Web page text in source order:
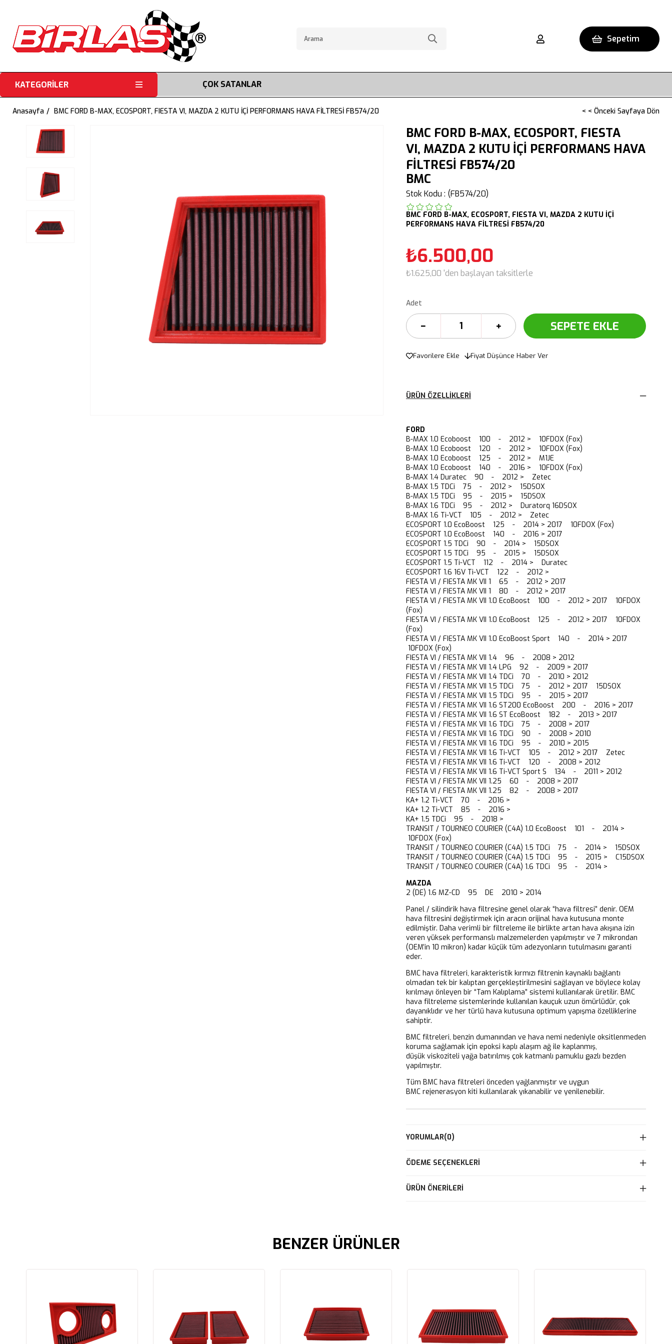
Sepetim
KATEGORİLER ÇOK SATANLAR
Anasayfa BMC FORD B-MAX, ECOSPORT, FIESTA VI, MAZDA 2 KUTU İÇİ PERFORMANS HAVA FİLTRESİ FB574/20 < < Önceki Sayfaya Dön
BMC FORD B-MAX, ECOSPORT, FIESTA
VI, MAZDA 2 KUTU İÇİ PERFORMANS HAVA
FİLTRESİ FB574/20
BMC
Stok Kodu (FB574/20)
BMC FORD B-MAX, ECOSPORT, FIESTA VI, MAZDA 2 KUTU İÇİ
PERFORMANS HAVA FİLTRESİ FB574/20
₺6.500,00
₺1.625,00 'den başlayan taksitlerle
Adet
Favorilere Ekle Fiyat Düşünce Haber Ver
ÜRÜN ÖZELLIKLERI
FORD
B-MAX 1.0 Ecoboost 100 - 2012 > 10FDOX (Fox)
B-MAX 1.0 Ecoboost 120 - 2012 > 10FDOX (Fox)
B-MAX 1.0 Ecoboost 125 - 2012 > M1JE
B-MAX 1.0 Ecoboost 140 - 2016 > 10FDOX (Fox)
B-MAX 1.4 Duratec 90 - 2012 > Zetec
B-MAX 1.5 TDCi 75 - 2012 > 15DSOX
B-MAX 1.5 TDCi 95 - 2015 > 15DSOX
B-MAX 1.6 TDCi 95 - 2012 > Duratorq 16DSOX
B-MAX 1.6 Ti-VCT 105 - 2012 > Zetec
ECOSPORT 1.0 EcoBoost 125 - 2014 > 2017 10FDOX (Fox)
ECOSPORT 1.0 EcoBoost 140 - 2016 > 2017
ECOSPORT 1.5 TDCi 90 - 2014 > 15DSOX
ECOSPORT 1.5 TDCi 95 - 2015 > 15DSOX
ECOSPORT 1.5 Ti-VCT 112 - 2014 > Duratec
ECOSPORT 1.6 16V Ti-VCT 122 - 2012 >
FIESTA VI / FIESTA MK VII 1 65 - 2012 > 2017
FIESTA VI / FIESTA MK VII 1 80 - 2012 > 2017
FIESTA VI / FIESTA MK VII 1.0 EcoBoost 100 - 2012 > 2017 10FDOX
(Fox)
FIESTA VI / FIESTA MK VII 1.0 EcoBoost 125 - 2012 > 2017 10FDOX
(Fox)
FIESTA VI / FIESTA MK VII 1.0 EcoBoost Sport 140 - 2014 > 2017
10FDOX (Fox)
FIESTA VI / FIESTA MK VII 1.4 96 - 2008 > 2012
FIESTA VI / FIESTA MK VII 1.4 LPG 92 - 2009 > 2017
FIESTA VI / FIESTA MK VII 1.4 TDCi 70 - 2010 > 2012
FIESTA VI / FIESTA MK VII 1.5 TDCi 75 - 2012 > 2017 15DSOX
FIESTA VI / FIESTA MK VII 1.5 TDCi 95 - 2015 > 2017
FIESTA VI / FIESTA MK VII 1.6 ST200 EcoBoost 200 - 2016 > 2017
FIESTA VI / FIESTA MK VII 1.6 ST EcoBoost 182 - 2013 > 2017
FIESTA VI / FIESTA MK VII 1.6 TDCi 75 - 2008 > 2017
FIESTA VI / FIESTA MK VII 1.6 TDCi 90 - 2008 > 2010
FIESTA VI / FIESTA MK VII 1.6 TDCi 95 - 2010 > 2015
FIESTA VI / FIESTA MK VII 1.6 Ti-VCT 105 - 2012 > 2017 Zetec
FIESTA VI / FIESTA MK VII 1.6 Ti-VCT 120 - 2008 > 2012
FIESTA VI / FIESTA MK VII 1.6 Ti-VCT Sport S 134 - 2011 > 2012
FIESTA VI / FIESTA MK VII 1.25 60 - 2008 > 2017
FIESTA VI / FIESTA MK VII 1.25 82 - 2008 > 2017
KA+ 1.2 Ti-VCT 70 - 2016 >
KA+ 1.2 Ti-VCT 85 - 2016 >
KA+ 1.5 TDCi 95 - 2018 >
TRANSIT / TOURNEO COURIER (C4A) 1.0 EcoBoost 101 - 2014 >
10FDOX (Fox)
TRANSIT / TOURNEO COURIER (C4A) 1.5 TDCi 75 - 2014 > 15DSOX
TRANSIT / TOURNEO COURIER (C4A) 1.5 TDCi 95 - 2015 > C15DSOX
TRANSIT / TOURNEO COURIER (C4A) 1.6 TDCi 95 - 2014 >
MAZDA
2 (DE) 1.6 MZ-CD 95 DE 2010 > 2014
Panel / silindirik hava filtresine genel olarak “hava filtresi” denir. OEM
hava filtresini değiştirmek için aracın orijinal hava kutusuna monte
edilmiştir. Daha verimli bir filtreleme ile birlikte artan hava akışına izin
veren yüksek performanslı malzemelerden yapılmıştır ve 7 mikrondan
(OEM’in 10 mikron) kadar küçük tüm adezyonların tutulmasını garanti
eder.
BMC hava filtreleri, karakteristik kırmızı filtrenin kaynaklı bağlantı
olmadan tek bir kalıptan gerçekleştirilmesini sağlayan ve böylece kolay
kırılmayı önleyen bir “Tam Kalıplama” sistemi kullanılarak üretilir. BMC
hava filtreleme sistemlerinde kullanılan kauçuk uzun ömürlüdür, çok
dayanıklıdır ve her türlü hava kutusuna optimum yapışma özelliklerine
sahiptir.
BMC filtreleri, benzin dumanından ve hava nemi nedeniyle oksitlenmeden
koruma sağlamak için epoksi kaplı alaşım ağ ile kaplanmış,
düşük viskoziteli yağa batırılmış çok katmanlı pamuklu gazlı bezden
yapılmıştır.
Tüm BMC hava filtreleri önceden yağlanmıştır ve uygun
BMC rejenerasyon kiti kullanılarak yıkanabilir ve yenilenebilir.
YORUMLAR(0)
ÖDEME SEÇENEKLERI
ÜRÜN ÖNERILERI
BENZER ÜRÜNLER